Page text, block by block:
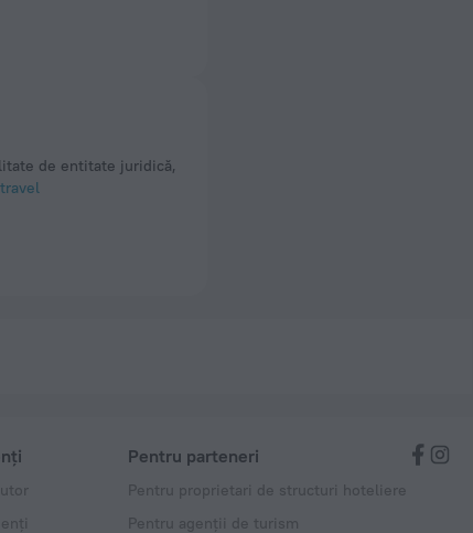
de entitate juridică,
Pentru parteneri
Pentru proprietari de structuri hoteliere
Pentru agenții de turism